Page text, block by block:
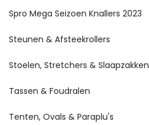
Spro Mega Seizoen Knallers 2023
Steunen & Afsteekrollers
Stoelen, Stretchers & Slaapzakken
Tassen & Foudralen
Tenten, Ovals & Paraplu's